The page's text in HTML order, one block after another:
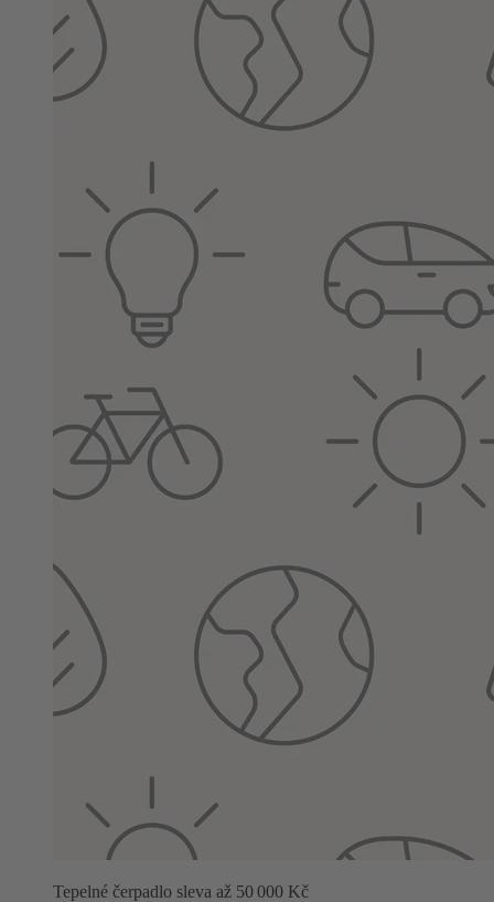
Tepelné čerpadlo sleva až 50 000 Kč